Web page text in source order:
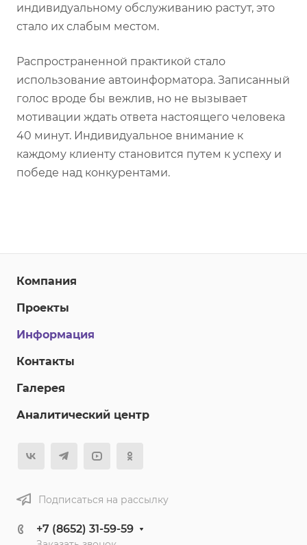
индивидуальному обслуживанию растут, это
стало их слабым местом.
Распространенной практикой стало
использование автоинформатора. Записанный
голос вроде бы вежлив, но не вызывает
мотивации ждать ответа настоящего человека
40 минут. Индивидуальное внимание к
каждому клиенту становится путем к успеху и
победе над конкурентами.
Компания
Проекты
Информация
Контакты
Галерея
Аналитический центр
Подписаться на рассылку
+7 (8652) 31-59-59